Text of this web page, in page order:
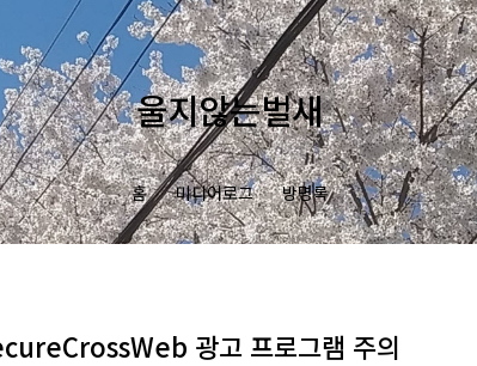
울지않는벌새
홈 미디어로그 방명록
광고 프로그램 주의